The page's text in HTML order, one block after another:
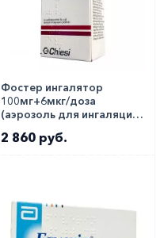
Фостер ингалятор
100мг+6мкг/доза
(аэрозоль для ингаляций)
2 860 руб.